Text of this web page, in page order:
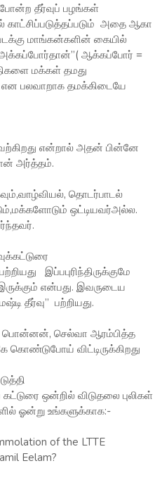
தீர்வுப் பழங்கள்
அதை ஆகா
மாங்கன்களின் கையில்
“அக்கப்போர்தான்”( ஆக்கப்போர் =
மக்கள் தமது
பலவாறாக தமக்கிடையே
என்றால் அதன் பின்னே
அர்த்தம்.
தொடர்பாடல்
ஒட்டியவர்அல்ல.
இப்பபுரிந்திருக்குமே
என்பது. இவருடைய
தீர்வு” பற்றியது.
செல்வா ஆரம்பித்த
விட்டிருக்கிறது
ஒன்றில் விடுதலை புலிகள்
ஓன்று உங்களுக்காக:-
of the LTTE
Eelam?